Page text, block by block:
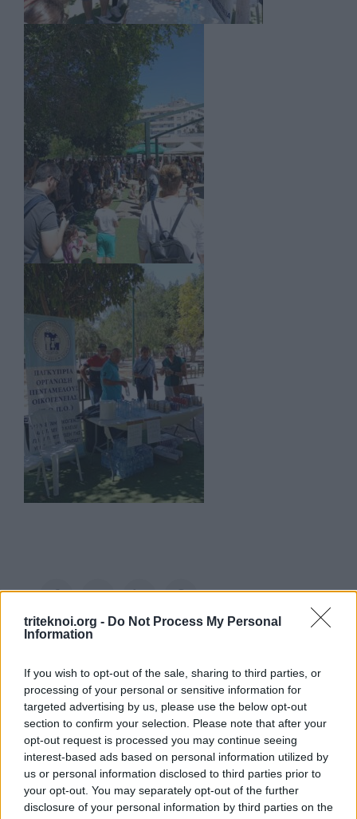
triteknoi.org - Do Not Process My Personal
Information
If you wish to opt-out of the sale, sharing to third parties, or
processing of your personal or sensitive information for
targeted advertising by us, please use the below opt-out
section to confirm your selection. Please note that after your
opt-out request is processed you may continue seeing
interest-based ads based on personal information utilized by
us or personal information disclosed to third parties prior to
your opt-out. You may separately opt-out of the further
disclosure of your personal information by third parties on the
FacebookTwitter LinkedInPinterest
ΡΟΗ ΑΝΑΚΟΙΝΩΣΕΩΝ
KES COLLEGE
6 Αυγούστου 2026
Αιτήσεις Για Κενή Θέση Γραφέα στο Επαρχ.